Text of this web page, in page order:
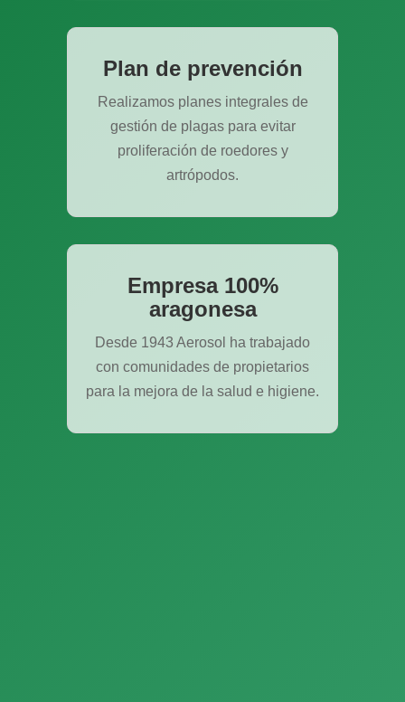
Plan de prevención
Realizamos planes integrales de
gestión de plagas para evitar
proliferación de roedores y
artrópodos.
Empresa 100%
aragonesa
Desde 1943 Aerosol ha trabajado
con comunidades de propietarios
para la mejora de la salud e higiene.